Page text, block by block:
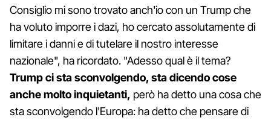
Consiglio mi sono trovato anch'io con un Trump che
ha voluto imporre i dazi, ho cercato assolutamente di
limitare i danni e di tutelare il nostro interesse
nazionale", ha ricordato. "Adesso qual è il tema?
Trump ci sta sconvolgendo, sta dicendo cose
anche molto inquietanti, però ha detto una cosa che
sta sconvolgendo l'Europa: ha detto che pensare di